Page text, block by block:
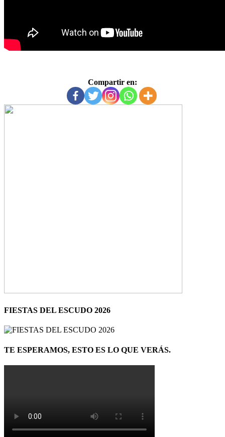
Compartir en:
FIESTAS DEL ESCUDO 2026
TE ESPERAMOS, ESTO ES LO QUE VERÁS.